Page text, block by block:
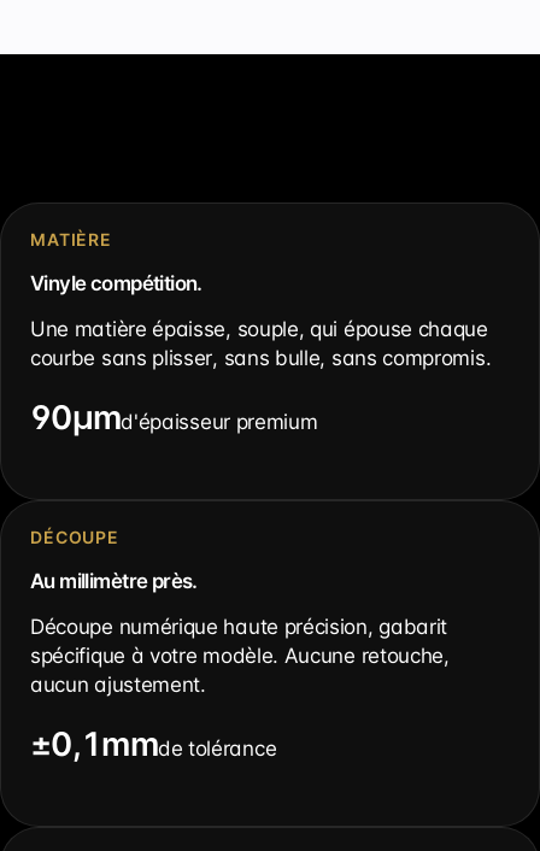
MATIÈRE
Vinyle compétition.
Une matière épaisse, souple, qui épouse chaque
courbe sans plisser, sans bulle, sans compromis.
90µmd'épaisseur premium
DÉCOUPE
Au millimètre près.
Découpe numérique haute précision, gabarit
spécifique à votre modèle. Aucune retouche,
aucun ajustement.
±0,1mmde tolérance